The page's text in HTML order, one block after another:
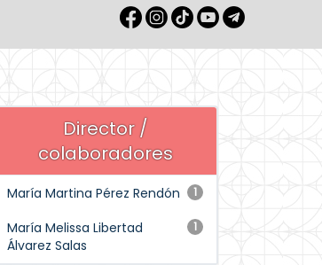
Director /
colaboradores
1
María Martina Pérez Rendón
1
María Melissa Libertad
Álvarez Salas